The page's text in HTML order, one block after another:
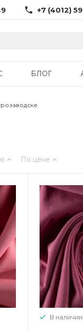
+7 (4012)
БЛОГ
По цене
В